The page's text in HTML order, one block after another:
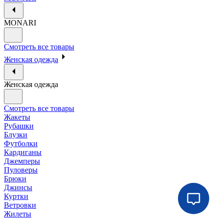
MONARI
Смотреть все товары
Женская одежда
Женская одежда
Смотреть все товары
Жакеты
Рубашки
Блузки
Футболки
Кардиганы
Джемперы
Пуловеры
Брюки
Джинсы
Куртки
Ветровки
Жилеты